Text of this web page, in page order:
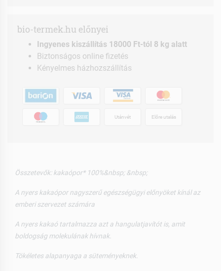
bio-termek.hu előnyei
Ingyenes kiszállítás 18000 Ft-tól 8 kg alatt
Biztonságos online fizetés
Kényelmes házhozszállítás
Utánvét Előre utalás
Összetevők: kakaópor* 100%&nbsp; &nbsp;
A nyers kakaópor nagyszerű egészségügyi előnyöket kínál az
emberi szervezet számára
A nyers kakaó tartalmazza azt a hangulatjavítót is, amit
boldogság molekulának hívnak.
Tökéletes alapanyaga a süteményeknek.